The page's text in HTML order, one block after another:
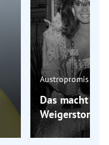
Austropromis
Das macht
Weigerstorfer